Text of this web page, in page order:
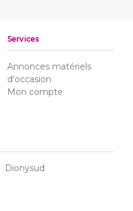
Services
Annonces matériels
d'occasion
Mon compte
Dionysud